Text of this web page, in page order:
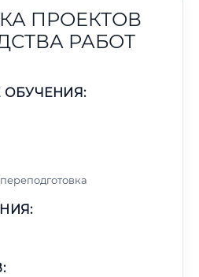
ПРОЕКТОВ
РАБОТ
ОБУЧЕНИЯ: